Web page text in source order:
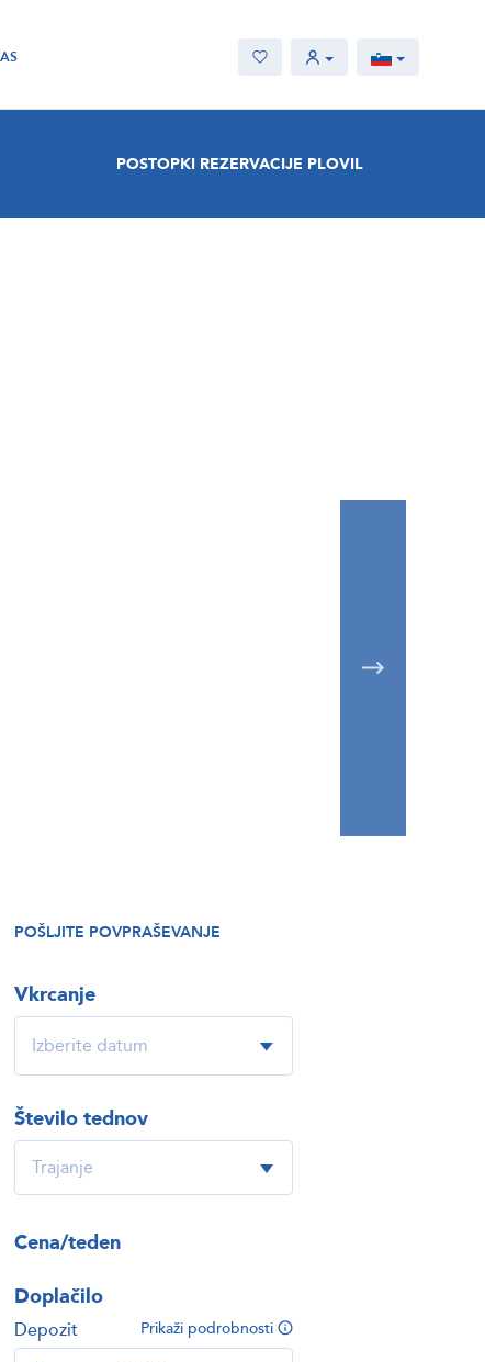
POSTOPKI REZERVACIJE PLOVIL
POŠLJITE POVPRAŠEVANJE
Vkrcanje
Število tednov
Cena/teden
Doplačilo
Prikaži podrobnosti
Depozit